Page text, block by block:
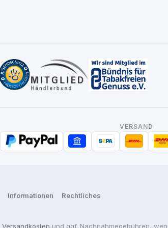
VERSAND
Informationen Rechtliches
Versandkosten und ggf. Nachnahmegebühren,